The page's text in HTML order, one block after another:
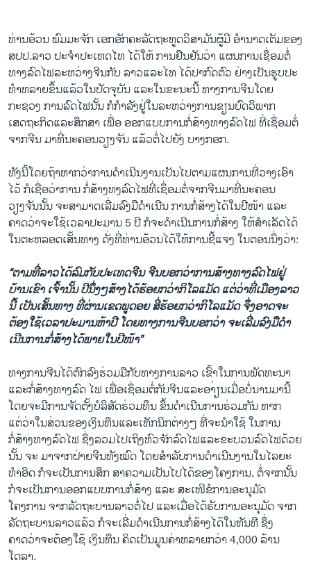
ພາສາຕ່າງໆ
ທ່ານອ້ວນ ພົມມະຈັກ ເອກອັກຄະລັດຖະທູດວິສາມັນຜູ້ມີ ອໍານາດເຕັມຂອງ
ສປປ.ລາວ ປະຈໍາປະເທດໄທ ໄດ້ໃຫ້ ການຢືນຢັນວ່າ ແຜນການເຊຶ່ອມຕໍ່
ທາງລົດໄຟລະຫວ່າງຈີນກັບ ລາວແລະໄທ ໄດ້ປາກົດຕົວ ຢ່າງເປັນຮູບປະ
ທໍາຫລາຍຂຶ້ນແລ້ວໃນປັດຈຸບັນ ແລະໃນຂະນະນີ້ ທາງການຈີນໂດຍ
ກະຊວງ ການລົດໄຟນັ້ນ ກໍກໍາລັງຢູ່ໃນລະຫວ່າງການຂຽນບົດວິພາກ
ເສດຖະກິດແລະສຶກສາ ເພື່ອ ອອກແບບການກໍ່ສ້າງທາງລົດໄຟ ທີ່ເຊຶ່ອມຕໍ່
ຈາກຈີນ ມາທີ່ນະຄອນວຽງຈັນ ແລ້ວຕໍ່ໄປຍັງ ບາງກອກ.
ທັງນີ້ໂດຍຖ້າຫາກວ່າການດໍາເນີນງານເປັນໄປຕາມແຜນການທີ່ວາງເອົາ
ໄວ້ ກໍເຊື່ອວ່າການ ກໍ່ສ້າງທງລົດໄຟທີ່ເຊຶ່ອມຕໍ່ຈາກຈີນມາທີ່ນະຄອນ
ວຽງຈັນນັ້ນ ຈະສາມາດເລີ່ມລົງມືດໍາເນີນ ການກໍ່ສ້າງໄດ້ໃນປີໜ້າ ແລະ
ຄາດວ່າຈະໃຊ້ເວລາປະມານ 5 ປີ ກໍຈະດໍາເນີນການກໍ່ສ້າງ ໃຫ້ສໍາເລັດໄດ້
ໃນຕະຫລອດເສັ້ນທາງ ດັ່ງທີ່ທ່ານອ້ວນໄດ້ໃຫ້ການຊີ້ແຈງ ໃນຕອນນຶ່ງວ່າ:
“ຕາມທີ່ລາວໄດ້ລົມກັບປະເທດຈີນ ຈີນບອກວ່າການສ້າງທາງລົດໄຟຢູ່
ບ້ານເຂົາ ເຈົ້ານັ້ນ ປີນຶ່ງໆສ້າງໄດ້ຮ້ອຍກວ່າກິໂລແມັດ ແຕ່ວ່າທີ່ເມືອງລາວ
ນີ້ ເປັນເສັ້ນທາງ ທີ່ຜ່ານເຂດພູດອຍ ສີ່ຮ້ອຍກວ່າກິໂລແມັດ ຈຶ່ງອາດຈະ
ຕ້ອງໃຊ້ເວລາປະມານຫ້າປີ ໂດຍທາງການຈີນບອກວ່າ ຈະເລີ່ມລົງມືດໍາ
ເນີນການກໍ່ສ້າງໄດ້ພາຍໃນປີໜ້າ”
ທາງການຈີນໄດ້ຕົກລົງຮ່ວມມືກັບທາງການລາວ ເຂົ້າໃນການພັດທະນາ
ແລະກໍ່ສ້າງທາງລົດ ໄຟ ເພື່ອເຊຶ່ອມຕໍ່ກັບຈີນແລະອາ່ຽນເມື່ອບໍ່ນານມານີ້
ໂດຍຈະມີການຈັດຕັ້ງບໍລິສັດຮ່ວມທຶນ ຂຶ້ນດໍາເນີນການຮ່ວມກັນ ຫາກ
ແຕ່ວ່າໃນສ່ວນຂອງເງິນທຶນແລະເທັກນິກຕ່າງໆ ທີ່ຈະນໍາໃຊ້ ໃນການ
ກໍ່ສ້າງທາງລົດໄຟ ຊຶ່ງລວມໄປເຖິງຫົວຈັກລົດໄຟແລະຂະບວນລົດໄຟດ້ວຍ
ນັ້ນ ຈະ ມາຈາກຝ່າຍຈີນທັງໝົດ ໂດຍສໍາລັບການດຳເນີນງານໃນໄລຍະ
ທໍາອິດ ກໍຈະເປັນການສຶກ ສາຄວາມເປັນໄປໄດ້ຂອງໂຄງການ, ຕໍ່ຈາກນັ້ນ
ກໍຈະເປັນການອອກແບບການກໍ່ສ້າງ ແລະ ສະເໜີຂໍການອະນຸມັດ
ໂຄງການ ຈາກລັດຖະບານລາວຕໍ່ໄປ ແລະເມື່ອໄດ້ຮັບການອະນຸມັດ ຈາກ
ລັດຖະບານລາວແລ້ວ ກໍຈະເລີ່ມດໍາເນີນການກໍ່ສ້າງໄດ້ໃນທັນທີ ຊຶ່ງ
ຄາດວ່າຈະຕ້ອງໃຊ້ ເງິນທຶນ ຄິດເປັນມູນຄ່າຫລາຍກວ່າ 4,000 ລ້ານ
ໂດລາ.